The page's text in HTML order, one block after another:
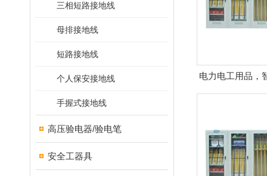
三相短路接地线
母排接地线
短路接地线
个人保安接地线
手握式接地线
高压验电器/验电笔
安全工器具
电力电工用品，
安全